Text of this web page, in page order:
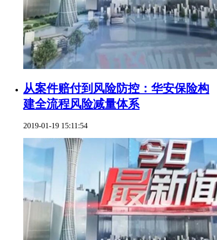
从案件赔付到风险防控：华安保险构
建全流程风险减量体系
2019-01-19 15:11:54